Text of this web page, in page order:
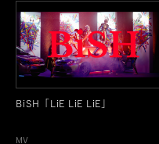
BiSH「LiE LiE LiE」
MV